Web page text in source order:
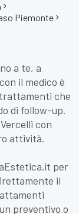
Piemonte
a te, a
il medico è
che
di follow-up.
con
attività.
per
il
preventivo o